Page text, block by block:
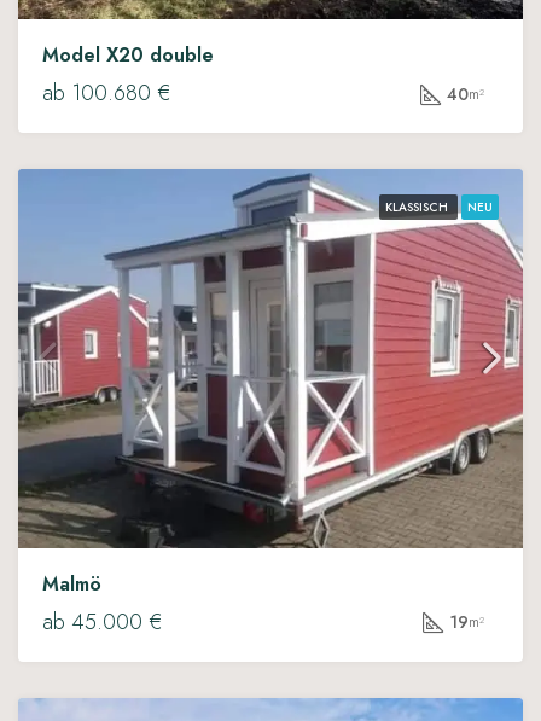
Model X20 double
ab 100.680 € 40m²
KLASSISCH NEU
Malmö
ab 45.000 € 19m²